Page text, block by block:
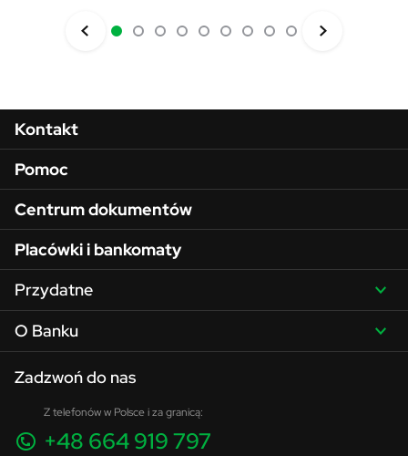
Menu w stopce
Kontakt
Pomoc
Centrum dokumentów
Placówki i bankomaty
Przydatne
O Banku
Zadzwoń do nas
Z telefonów w Polsce i za granicą:
+48 664 919 797